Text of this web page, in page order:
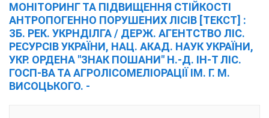
МОНІТОРИНГ ТА ПІДВИЩЕННЯ СТІЙКОСТІ
АНТРОПОГЕННО ПОРУШЕНИХ ЛІСІВ [ТЕКСТ] :
ЗБ. РЕК. УКРНДІЛГА / ДЕРЖ. АГЕНТСТВО ЛІС.
РЕСУРСІВ УКРАЇНИ, НАЦ. АКАД. НАУК УКРАЇНИ,
УКР. ОРДЕНА "ЗНАК ПОШАНИ" Н.-Д. ІН-Т ЛІС.
ГОСП-ВА ТА АГРОЛІСОМЕЛІОРАЦІЇ ІМ. Г. М.
ВИСОЦЬКОГО. -